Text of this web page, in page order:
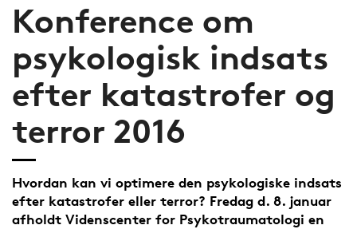
Konference om
psykologisk indsats
efter katastrofer og
terror 2016
Hvordan kan vi optimere den psykologiske indsats
efter katastrofer eller terror? Fredag d. 8. januar
afholdt Videnscenter for Psykotraumatologi en